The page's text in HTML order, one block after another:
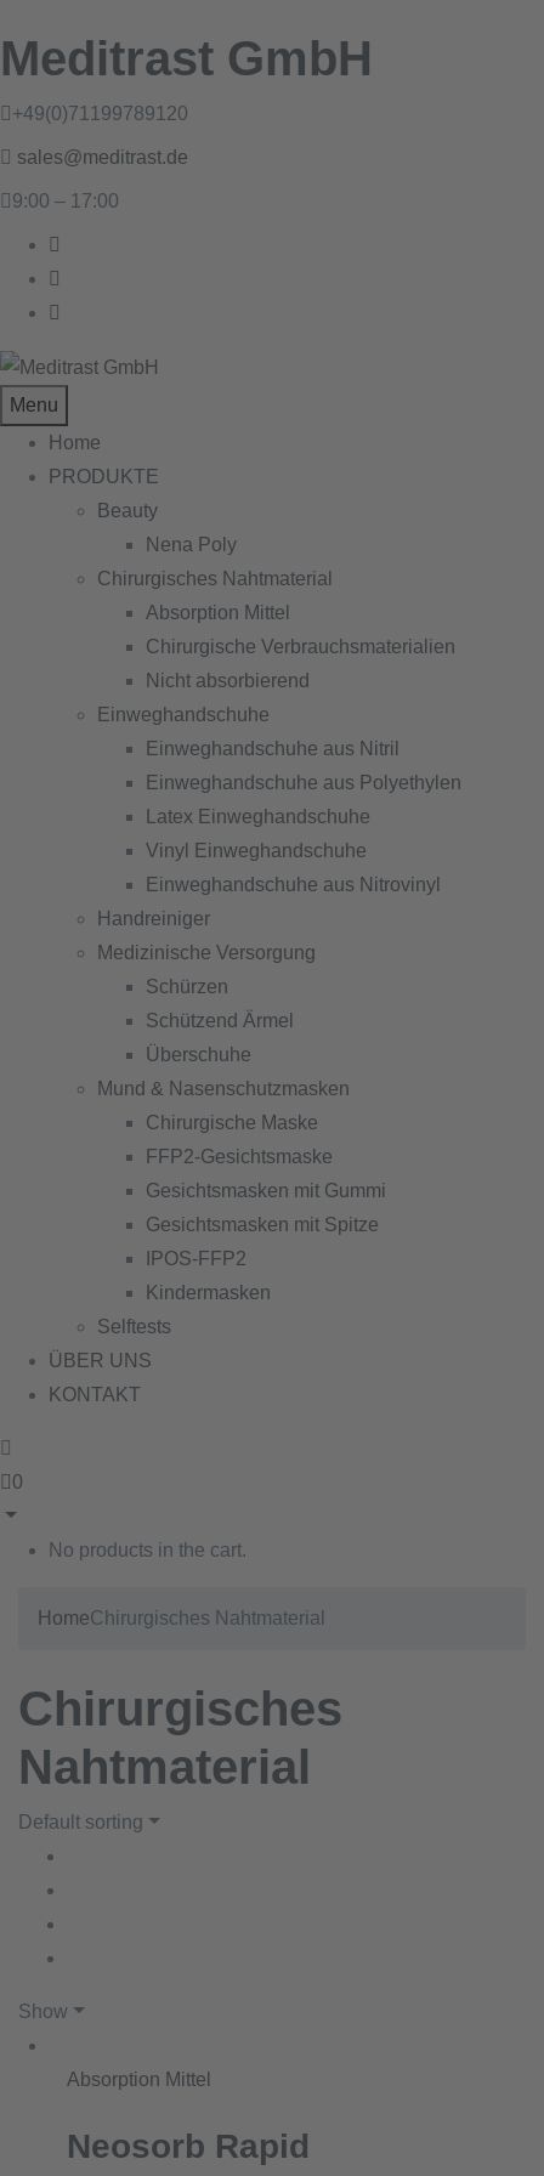
Meditrast GmbH
+49(0)71199789120
sales@meditrast.de
9:00 – 17:00
Menu
Home
PRODUKTE
Beauty
Nena Poly
Chirurgisches Nahtmaterial
Absorption Mittel
Chirurgische Verbrauchsmaterialien
Nicht absorbierend
Einweghandschuhe
Einweghandschuhe aus Nitril
Einweghandschuhe aus Polyethylen
Latex Einweghandschuhe
Vinyl Einweghandschuhe
Einweghandschuhe aus Nitrovinyl
Handreiniger
Medizinische Versorgung
Schürzen
Schützend Ärmel
Überschuhe
Mund & Nasenschutzmasken
Chirurgische Maske
FFP2-Gesichtsmaske
Gesichtsmasken mit Gummi
Gesichtsmasken mit Spitze
IPOS-FFP2
Kindermasken
Selftests
ÜBER UNS
KONTAKT
0
No products in the cart.
HomeChirurgisches Nahtmaterial
Chirurgisches
Nahtmaterial
Default sorting
Show
Absorption Mittel
Neosorb Rapid